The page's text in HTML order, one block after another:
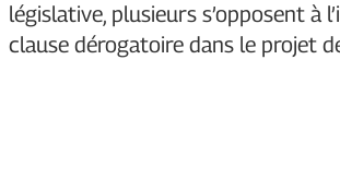
législative, plusieurs s’opposent à
clause dérogatoire dans le projet